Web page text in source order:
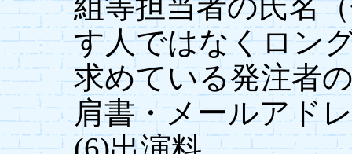
組等担当者の氏名
す人ではなくロン
求めている発注者
肩書・メールアド